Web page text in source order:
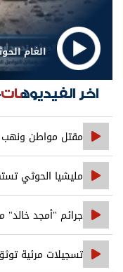
الغام
اخر الفيديوهات
مقتل مواطن ونهب
مليشيا الحوثي
صنعاء
جرائم "أمجد
تسجيلات مرئية